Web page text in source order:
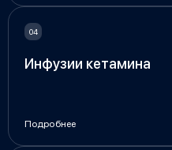
Инфузии кетамина
Подробнее